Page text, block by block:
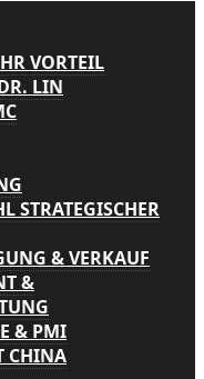
VORTEIL
LIN
STRATEGISCHER
& VERKAUF
&
& PMI
CHINA